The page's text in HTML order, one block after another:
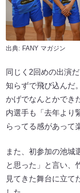
出典: FANY マガジン
同じく2回めの出演
知らずで飛び込んだ
かげでなんとかでき
内選手も「去年より
らってる感があって
また、初参加の池城
と思った」と言い、
見てきた舞台に立て